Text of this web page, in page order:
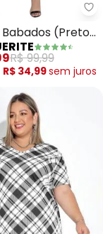
(Preto)
(Preto)
R$ 99,99
R$ 34,99sem juros